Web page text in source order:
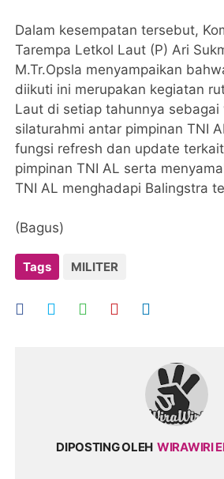
Dalam kesempatan tersebut,
Tarempa Letkol Laut (P) Ari
M.Tr.Opsla menyampaikan
diikuti ini merupakan kegiatan
Laut di setiap tahunnya sebagai
silaturahmi antar pimpinan TNI
fungsi refresh dan update
pimpinan TNI AL serta
TNI AL menghadapi Balingstra
(Bagus)
Tags MILITER
DIPOSTING OLEH WIRAWIRI